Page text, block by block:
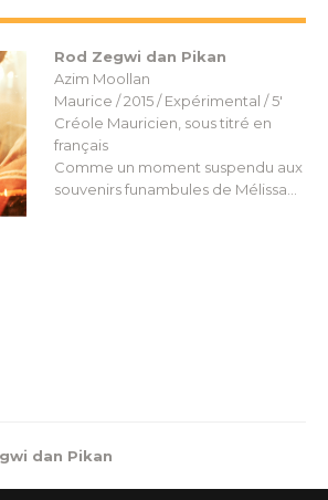
Rod Zegwi dan Pikan
Azim Moollan
Maurice / 2015 / Expérimental / 5′
Créole Mauricien, sous titré en
français
Comme un moment suspendu aux
souvenirs funambules de Mélissa…
dan Pikan